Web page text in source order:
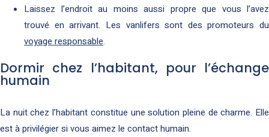
Laissez l’endroit au moins aussi propre que vous l’avez
trouvé en arrivant. Les vanlifers sont des promoteurs du
voyage responsable.
Dormir chez l’habitant, pour l’échange
humain
La nuit chez l’habitant constitue une solution pleine de charme. Elle
est à privilégier si vous aimez le contact humain.